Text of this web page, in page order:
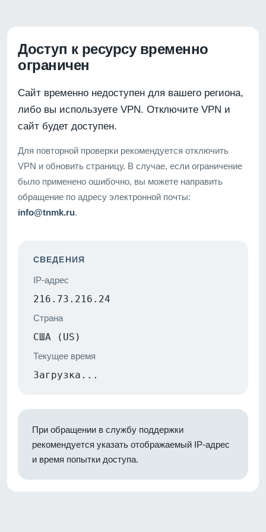
Доступ к ресурсу временно
ограничен
Сайт временно недоступен для вашего региона,
либо вы используете VPN. Отключите VPN и
сайт будет доступен.
Для повторной проверки рекомендуется отключить
VPN и обновить страницу. В случае, если ограничение
было применено ошибочно, вы можете направить
обращение по адресу электронной почты:
info@tnmk.ru.
СВЕДЕНИЯ
IP-адрес
216.73.216.24
Страна
США (US)
Текущее время
Загрузка...
При обращении в службу поддержки
рекомендуется указать отображаемый IP-адрес
и время попытки доступа.